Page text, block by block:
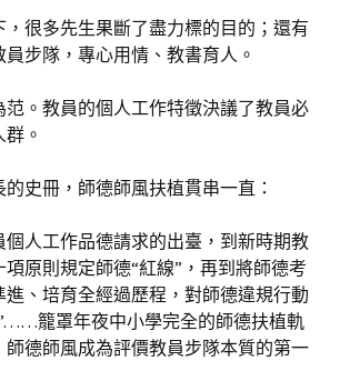
很多先生果斷了盡力標的目的；還有
步隊，專心用情、教書育人。
。教員的個人工作特徵決議了教員必
。
史冊，師德師風扶植貫串一直：
人工作品德請求的出臺，到新時期教
原則規定師德“紅線”，再到將師德考
進、培育全經過歷程，對師德違規行動
籠罩年夜中小學完全的師德扶植軌
德師風成為評價教員步隊本質的第一